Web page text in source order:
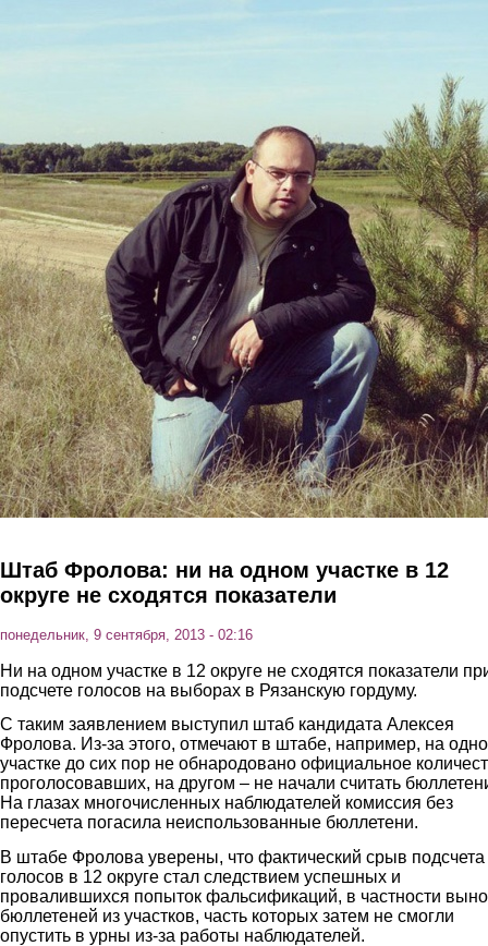
Штаб Фролова: ни на одном участке в 12
округе не сходятся показатели
понедельник, 9 сентября, 2013 - 02:16
Ни на одном участке в 12 округе не сходятся показатели
подсчете голосов на выборах в Рязанскую гордуму.
С таким заявлением выступил штаб кандидата Алексея
Фролова. Из-за этого, отмечают в штабе, например, на
участке до сих пор не обнародовано официальное
проголосовавших, на другом – не начали считать
На глазах многочисленных наблюдателей комиссия без
пересчета погасила неиспользованные бюллетени.
В штабе Фролова уверены, что фактический срыв подсчета
голосов в 12 округе стал следствием успешных и
провалившихся попыток фальсификаций, в частности
бюллетеней из участков, часть которых затем не смогли
опустить в урны из-за работы наблюдателей.